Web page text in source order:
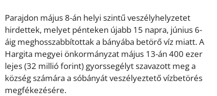
Parajdon május 8-án helyi szintű veszélyhelyzetet
hirdettek, melyet pénteken újabb 15 napra, június 6-
áig meghosszabbítottak a bányába betörő víz miatt. A
Hargita megyei önkormányzat május 13-án 400 ezer
lejes (32 millió forint) gyorssegélyt szavazott meg a
község számára a sóbányát veszélyeztető vízbetörés
megfékezésére.